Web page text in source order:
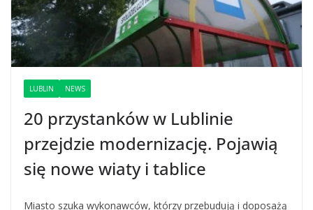
LUBLIN NEWS
20 przystanków w Lublinie
przejdzie modernizację. Pojawią
się nowe wiaty i tablice
Miasto szuka wykonawców, którzy przebudują i doposażą